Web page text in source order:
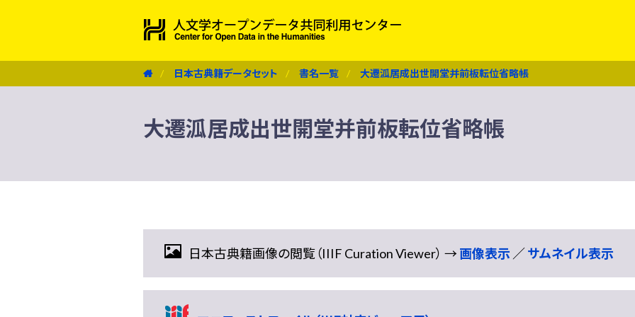
日本古典籍データセット 書名一覧 大遷泒居成出世開堂并前板転位省略帳
大遷泒居成出世開堂并前板転位省略帳
日本古典籍画像の閲覧（IIIF Curation Viewer） →画像表示 ／サムネイル表示